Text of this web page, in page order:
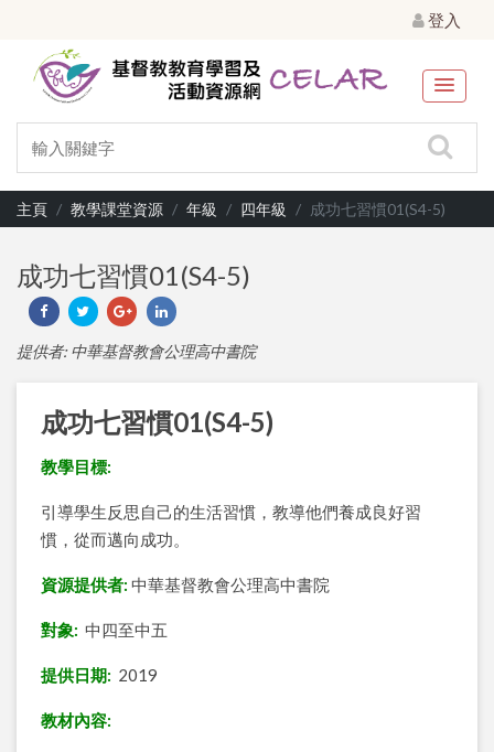
登入
主頁 教學課堂資源 年級 四年級 成功七習慣01(S4-5)
成功七習慣01(S4-5)
提供者: 中華基督教會公理高中書院
成功七習慣01(S4-5)
教學目標:
引導學生反思自己的生活習慣，教導他們養成良好習
慣，從而邁向成功。
資源提供者: 中華基督教會公理高中書院
對象: 中四至中五
提供日期: 2019
教材內容: